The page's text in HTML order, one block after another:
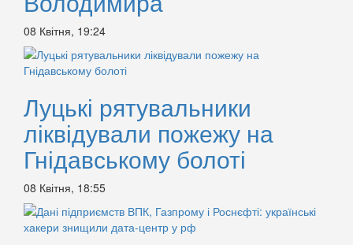
08 Квітня, 19:24
Луцькі рятувальники
ліквідували пожежу на
Гнідавському болоті
08 Квітня, 18:55